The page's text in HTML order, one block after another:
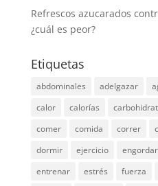
Refrescos azucarados
¿cuál es peor?
Etiquetas
abdominales adelgazar
calor
calorías
comer
comida correr
dormir
ejercicio engordar
entrenar
estrés fuerza